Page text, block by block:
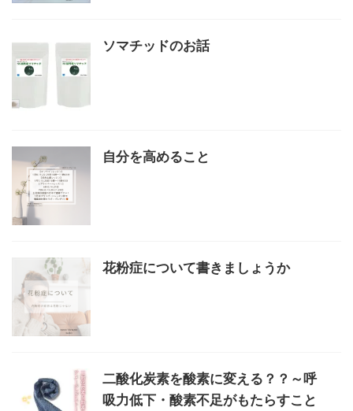
ソマチッドのお話
自分を高めること
花粉症について書きましょうか
二酸化炭素を酸素に変える？？～呼
吸力低下・酸素不足がもたらすこと